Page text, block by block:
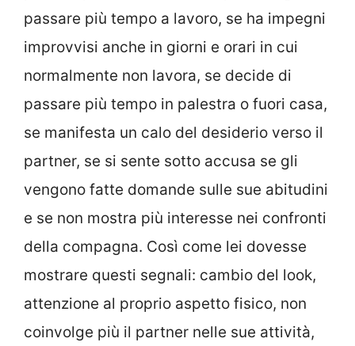
passare più tempo a lavoro, se ha impegni
improvvisi anche in giorni e orari in cui
normalmente non lavora, se decide di
passare più tempo in palestra o fuori casa,
se manifesta un calo del desiderio verso il
partner, se si sente sotto accusa se gli
vengono fatte domande sulle sue abitudini
e se non mostra più interesse nei confronti
della compagna. Così come lei dovesse
mostrare questi segnali: cambio del look,
attenzione al proprio aspetto fisico, non
coinvolge più il partner nelle sue attività,